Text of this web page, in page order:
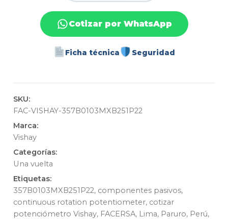
Cotizar por WhatsApp
Ficha técnica Seguridad
SKU:
FAC-VISHAY-357B0103MXB251P22
Marca:
Vishay
Categorías:
Una vuelta
Etiquetas:
357B0103MXB251P22, componentes pasivos,
continuous rotation potentiometer, cotizar
potenciómetro Vishay, FACERSA, Lima, Paruro, Perú,